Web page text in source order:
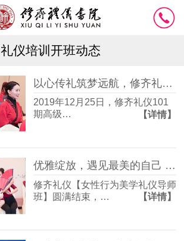
礼仪培训开班动态
以心传礼筑梦远航，修齐礼仪101期高级礼仪培训师培训班圆满结束
2019年12月25日，修齐礼仪101
期高级…
【详情】
优雅绽放，遇见最美的自己 【修齐礼仪行为美学导师班】完美落幕
修齐礼仪【女性行为美学礼仪导师
班】圆满结束，…
【详情】